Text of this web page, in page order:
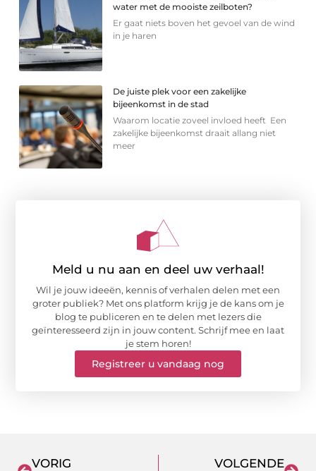
water met de mooiste zeilboten?
Er gaat niets boven het gevoel van de wind
in je haren
De juiste plek voor een zakelijke
bijeenkomst in de stad
Waarom locatie zoveel invloed heeft Een
zakelijke bijeenkomst draait allang niet
meer
Meld u nu aan en deel uw verhaal!
Wil je jouw ideeën, kennis of verhalen delen met een
groter publiek? Met ons platform krijg je de kans om je
blog te publiceren en te delen met lezers die
geïnteresseerd zijn in jouw content. Schrijf mee en laat
je stem horen!
Registreer u vandaag nog
VORIG VOLGENDE